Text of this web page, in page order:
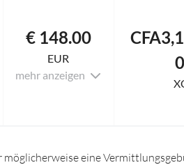
€ 148.00
EUR
mehr anzeigen
eine